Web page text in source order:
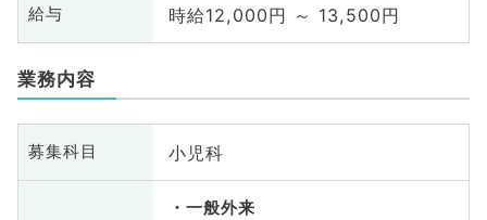
給与 時給12,000円 ～ 13,500円
業務内容
募集科目 小児科
一般外来